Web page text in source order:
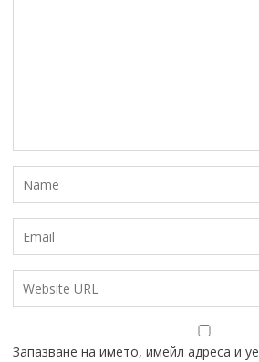
Запазване на името, имейл адреса и